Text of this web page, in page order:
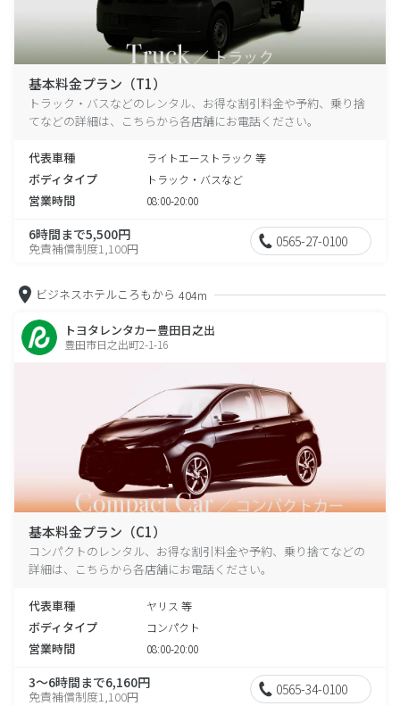
基本料金プラン（T1）
トラック・バスなどのレンタル、お得な割引料金や予約、乗り捨
てなどの詳細は、こちらから各店舗にお電話ください。
代表車種 ライトエーストラック 等
ボディタイプ トラック・バスなど
営業時間 08:00-20:00
6時間まで5,500円
免責補償制度1,100円 0565-27-0100
ビジネスホテルころもから 404m
トヨタレンタカー豊田日之出
豊田市日之出町2-1-16
基本料金プラン（C1）
コンパクトのレンタル、お得な割引料金や予約、乗り捨てなどの
詳細は、こちらから各店舗にお電話ください。
代表車種 ヤリス 等
ボディタイプ コンパクト
営業時間 08:00-20:00
3～6時間まで6,160円
免責補償制度1,100円 0565-34-0100